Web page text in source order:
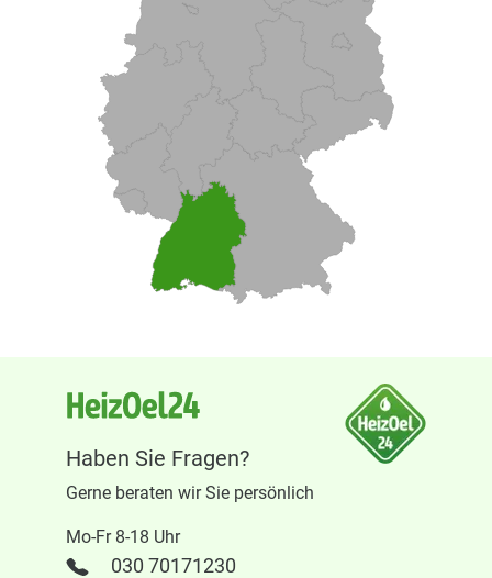
Haben Sie Fragen?
Gerne beraten wir Sie persönlich
Mo-Fr 8-18 Uhr
030 70171230